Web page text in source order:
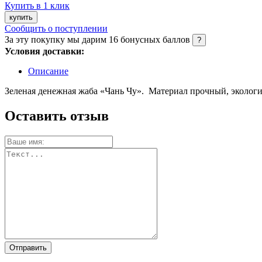
Купить в 1 клик
купить
Сообщить о поступлении
За эту покупку мы дарим 16 бонусных баллов ?
Условия доставки:
Описание
Зеленая денежная жаба «Чань Чу». Материал прочный,
Оставить отзыв
Отправить